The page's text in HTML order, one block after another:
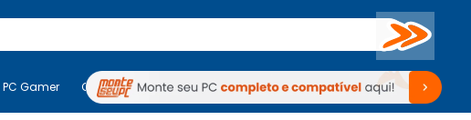
Buscar
Hardware PC Gamer Computadores Periféricos TV Venda no KaBuM!
PC Gamer Computadores Periféricos TV Venda no KaBuM!